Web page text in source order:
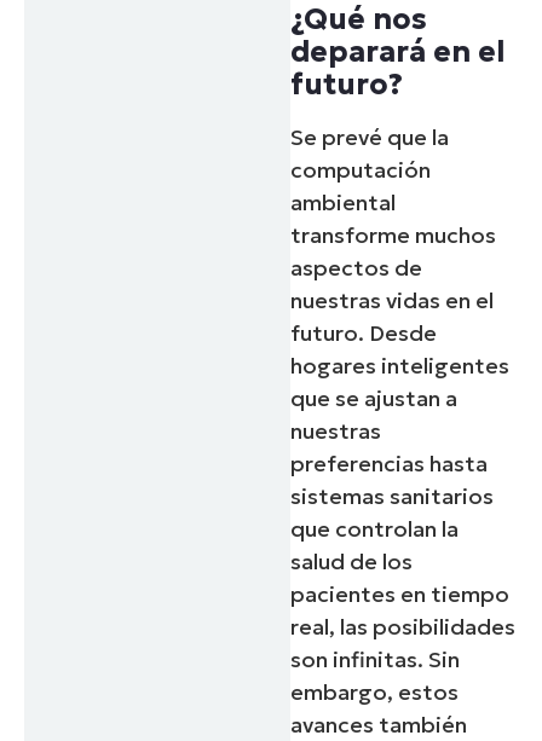
¿Qué nos
deparará en el
futuro?
Se prevé que la
computación
ambiental
transforme muchos
aspectos de
nuestras vidas en el
futuro. Desde
hogares inteligentes
que se ajustan a
nuestras
preferencias hasta
sistemas sanitarios
que controlan la
salud de los
pacientes en tiempo
real, las posibilidades
son infinitas. Sin
embargo, estos
avances también